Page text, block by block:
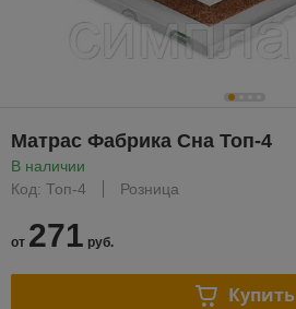
Матрас Фабрика Сна Топ-4
В наличии
Код: Топ-4
Розница
от 271 руб.
Купить